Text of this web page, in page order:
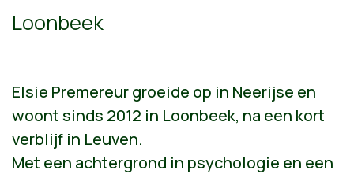
Loonbeek
Elsie Premereur groeide op in Neerijse en
woont sinds 2012 in Loonbeek, na een kort
verblijf in Leuven.
Met een achtergrond in psychologie en een